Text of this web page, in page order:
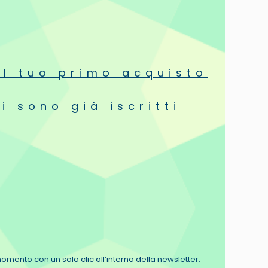
vicina a quella delle cuffie cablate.
pressione.
tuo primo acquisto
sono già iscritti
con un solo clic all’interno della newsletter.